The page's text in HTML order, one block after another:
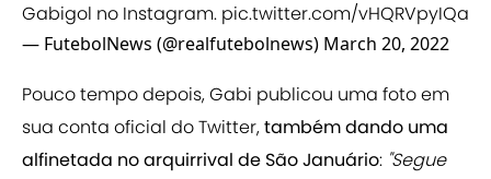
Gabigol no Instagram. pic.twitter.com/vHQRVpyIQa
— FutebolNews (@realfutebolnews) March 20, 2022
Pouco tempo depois, Gabi publicou uma foto em
sua conta oficial do Twitter,também dando uma
alfinetada no arquirrival de São Januário: "Segue